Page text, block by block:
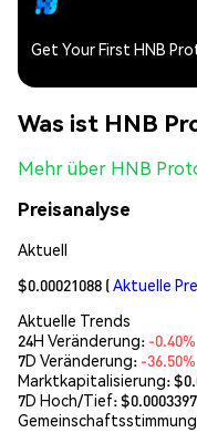
Get Your First HNB
Was ist HNB
Mehr über HNB
Preisanalyse
Aktuell
$0.00021088 (Aktuelle
Aktuelle Trends
24H Veränderung: -0.40%
7D Veränderung: -36.50%
Marktkapitalisierung:
7D Hoch/Tief: $0.0003397
Gemeinschaftsstimmung